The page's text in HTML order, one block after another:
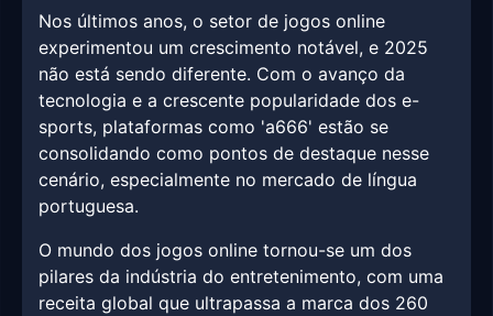
Nos últimos anos, o setor de jogos online
experimentou um crescimento notável, e 2025
não está sendo diferente. Com o avanço da
tecnologia e a crescente popularidade dos e-
sports, plataformas como 'a666' estão se
consolidando como pontos de destaque nesse
cenário, especialmente no mercado de língua
portuguesa.
O mundo dos jogos online tornou-se um dos
pilares da indústria do entretenimento, com uma
receita global que ultrapassa a marca dos 260